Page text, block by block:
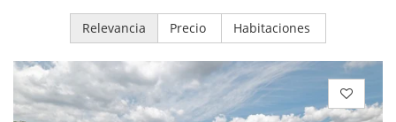
Relevancia Precio Habitaciones